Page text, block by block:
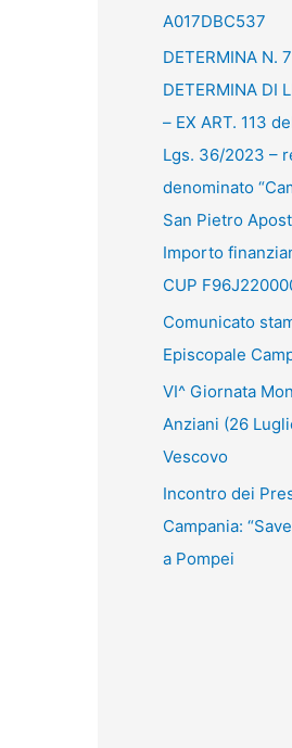
A017DBC537
DETERMINA N.
DETERMINA DI
– EX ART. 113
Lgs. 36/2023 –
denominato
San Pietro
Importo
CUP
Comunicato
Episcopale
VI^ Giornata
Anziani (26
Vescovo
Incontro dei
Campania:
a Pompei